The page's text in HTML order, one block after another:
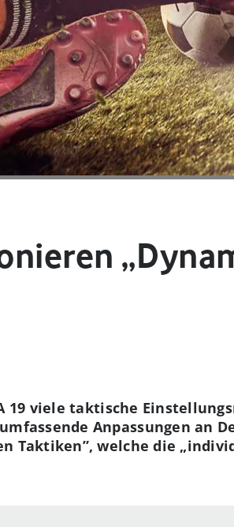
19 viele taktische
Anpassungen an
Taktiken”, welche die